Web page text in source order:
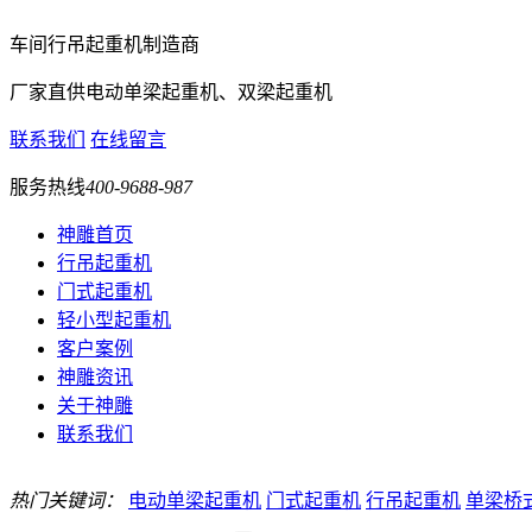
车间行吊起重机制造商
厂家直供电动单梁起重机、双梁起重机
联系我们 在线留言
服务热线400-9688-987
神雕首页
行吊起重机
门式起重机
轻小型起重机
客户案例
神雕资讯
关于神雕
联系我们
热门关键词： 电动单梁起重机 门式起重机 行吊起重机 单梁桥